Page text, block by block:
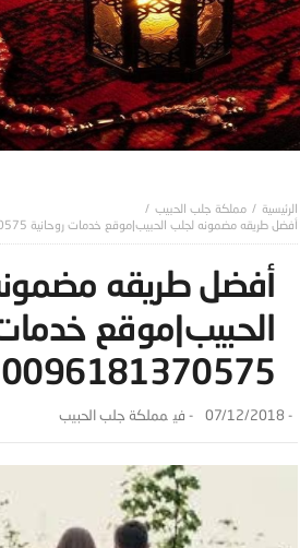
مملكة جلب الحبيب
أفضل طريقه مضمونه لجلب الحبيب|موقع خدمات روحانية 0096181370575
أفضل طريقه
الحبيب|موقع
0096181370575
-
07/12/2018 - ‎في مملكة جلب الحبيب